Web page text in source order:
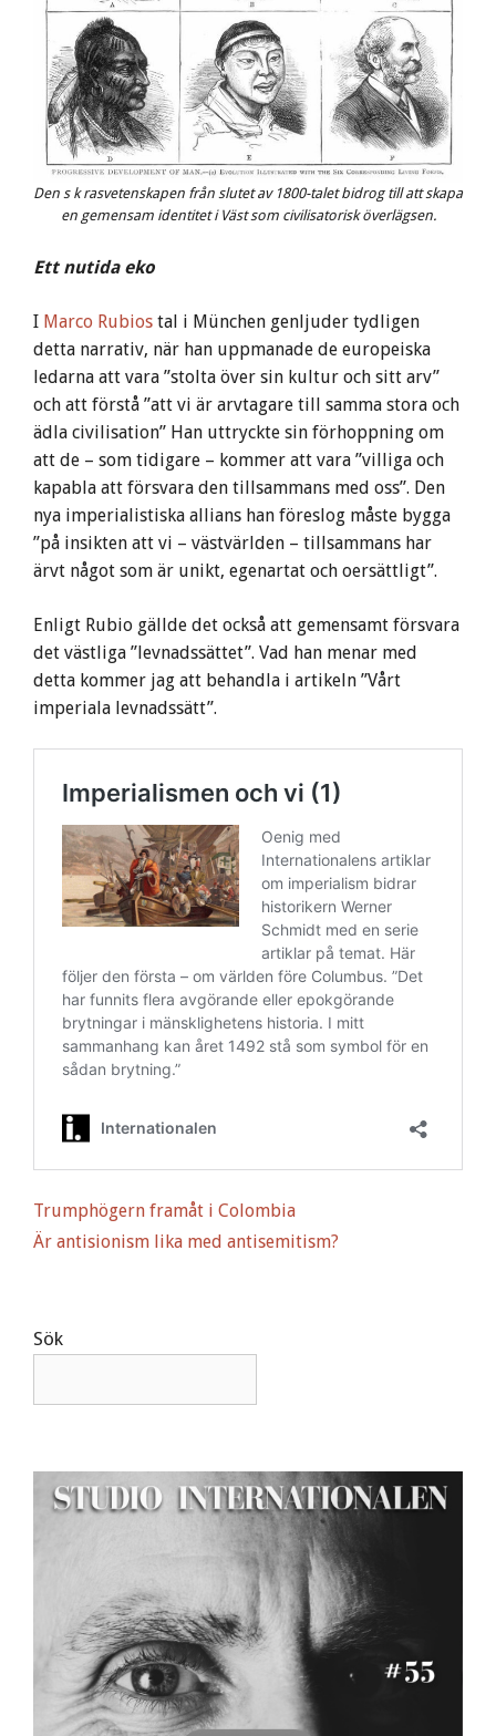
Den s k rasvetenskapen från slutet av 1800-talet bidrog till att skapa
en gemensam identitet i Väst som civilisatorisk överlägsen.
Ett nutida eko
I Marco Rubios tal i München genljuder tydligen
detta narrativ, när han uppmanade de europeiska
ledarna att vara ”stolta över sin kultur och sitt arv”
och att förstå ”att vi är arvtagare till samma stora och
ädla civilisation” Han uttryckte sin förhoppning om
att de – som tidigare – kommer att vara ”villiga och
kapabla att försvara den tillsammans med oss”. Den
nya imperialistiska allians han föreslog måste bygga
”på insikten att vi – västvärlden – tillsammans har
ärvt något som är unikt, egenartat och oersättligt”.
Enligt Rubio gällde det också att gemensamt försvara
det västliga ”levnadssättet”. Vad han menar med
detta kommer jag att behandla i artikeln ”Vårt
imperiala levnadssätt”.
Trumphögern framåt i Colombia
Är antisionism lika med antisemitism?
Sök